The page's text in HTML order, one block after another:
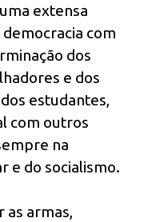
extensa
com
dos
e dos
estudantes,
com outros
na
e do socialismo.
as armas,